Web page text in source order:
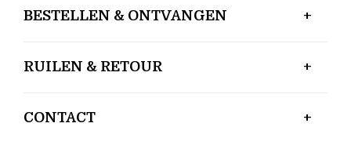
BESTELLEN & ONTVANGEN
RUILEN & RETOUR
CONTACT